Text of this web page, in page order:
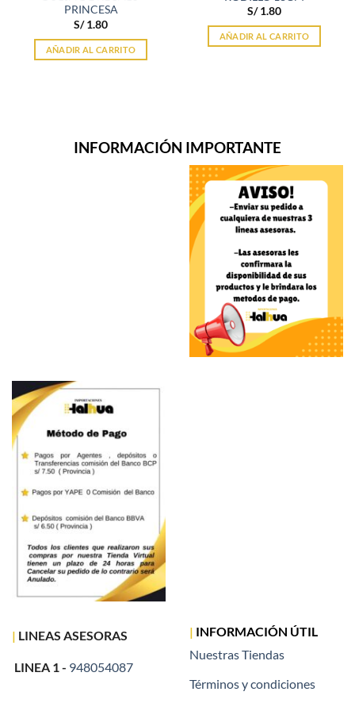
PRINCESA
S/1.80
AÑADIR AL CARRITO
S/1.80
AÑADIR AL CARRITO
INFORMACIÓN IMPORTANTE
| LINEAS ASESORAS
LINEA 1 - 948054087
| INFORMACIÓN ÚTIL
Nuestras Tiendas
Términos y condiciones